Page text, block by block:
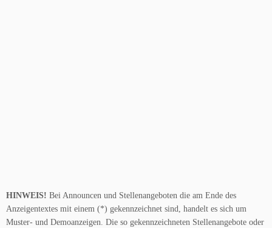
HINWEIS! Bei Announcen und Stellenangeboten die am Ende des
Anzeigentextes mit einem (*) gekennzeichnet sind, handelt es sich um
Muster- und Demoanzeigen. Die so gekennzeichneten Stellenangebote oder